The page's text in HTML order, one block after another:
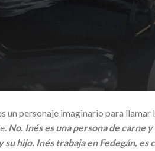
un personaje imaginario para
No. Inés es una persona de carne
su hijo. Inés trabaja en Fedegán,